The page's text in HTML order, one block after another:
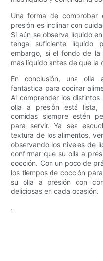
Una forma de
presión es inclinar con
Si aún se observa líquido
tenga suficiente líquido
embargo, si el fondo de la
más líquido antes de que la
En conclusión, una olla
fantástica para cocinar
Al comprender los
olla a presión está lista,
comidas siempre estén
para servir. Ya sea
textura de los alimentos,
observando los niveles de
confirmar que su olla a
cocción. Con un poco de
los tiempos de cocción
su olla a presión con
deliciosas en cada ocasión.
.